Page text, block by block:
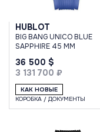
HUBLOT
BIG BANG UNICO BLUE
SAPPHIRE 45 MM
36 500 $
3 131 700 ₽
КАК НОВЫЕ
КОРОБКА / ДОКУМЕНТЫ